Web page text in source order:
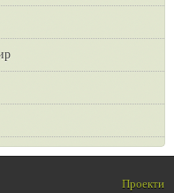
Проекти